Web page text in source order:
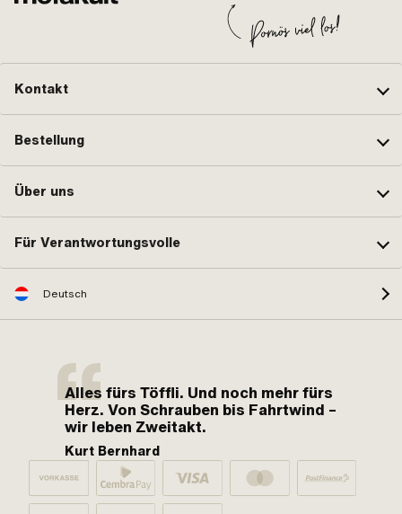
Kontakt
Bestellung
Über uns
Für Verantwortungsvolle
Deutsch
Alles fürs Töffli. Und noch mehr fürs
Herz. Von Schrauben bis Fahrtwind –
wir leben Zweitakt.
Kurt Bernhard